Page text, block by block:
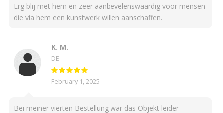
Erg blij met hem en zeer aanbevelenswaardig voor mensen
die via hem een kunstwerk willen aanschaffen.
K. M.
DE
February 1, 2025
Bei meiner vierten Bestellung war das Objekt leider